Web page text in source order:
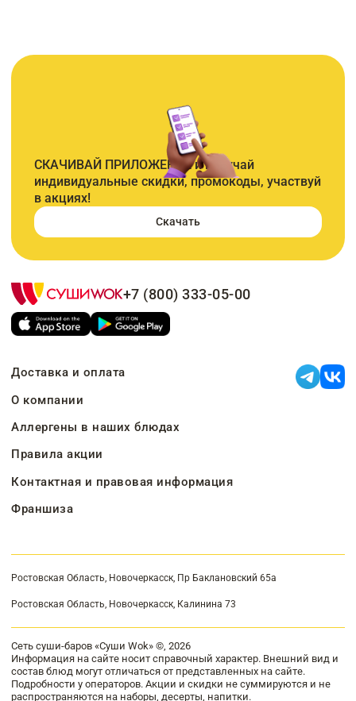
СКАЧИВАЙ ПРИЛОЖЕНИЕ и получай
индивидуальные скидки, промокоды, участвуй
в акциях!
Скачать
+7 (800) 333-05-00
Доставка и оплата
О компании
Аллергены в наших блюдах
Правила акции
Контактная и правовая информация
Франшиза
Ростовская Область, Новочеркасск, Пр Баклановский 65а
Ростовская Область, Новочеркасск, Калинина 73
Сеть суши-баров «Суши Wok» ©, 2026
Информация на сайте носит справочный характер. Внешний вид и
состав блюд могут отличаться от представленных на сайте.
Подробности у операторов. Акции и скидки не суммируются и не
распространяются на наборы, десерты, напитки.